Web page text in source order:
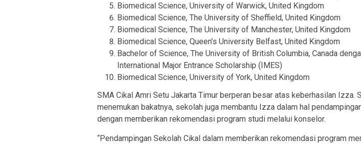
Biomedical Science, University of Warwick, United Kingdom
Biomedical Science, The University of Sheffield, United Kingdom
Biomedical Science, The University of Manchester, United Kingdom
Biomedical Science, Queen’s University Belfast, United Kingdom
Bachelor of Science, The University of British Columbia, Canada
International Major Entrance Scholarship (IMES)
Biomedical Science, University of York, United Kingdom
SMA Cikal Amri Setu Jakarta Timur berperan besar atas keberhasilan Izza.
menemukan bakatnya, sekolah juga membantu Izza dalam hal
dengan memberikan rekomendasi program studi melalui konselor.
“Pendampingan Sekolah Cikal dalam memberikan rekomendasi program